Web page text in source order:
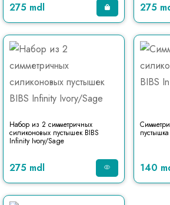
275 mdl 275
Набор из 2 симметричных
силиконовых пустышек BIBS
Infinity Ivory/Sage
275 mdl 140